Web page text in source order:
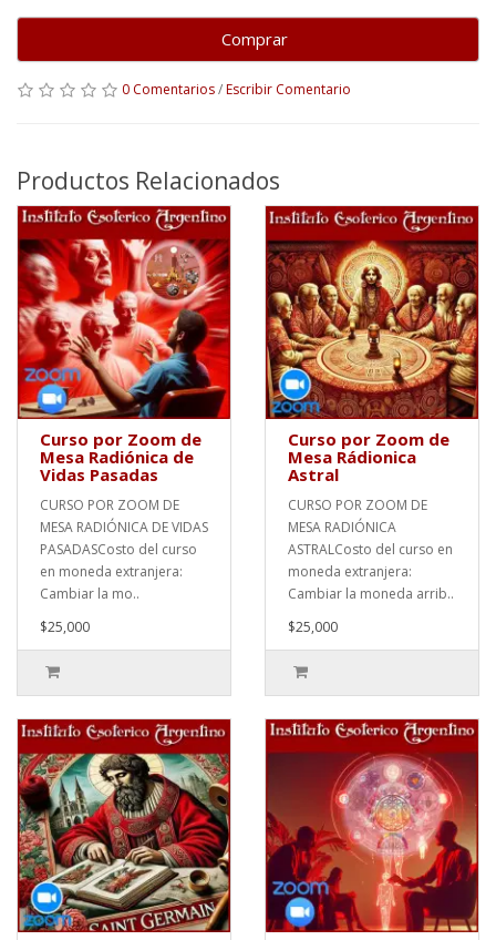
Comprar
0 Comentarios/Escribir Comentario
Productos Relacionados
Curso por Zoom de
Mesa Radiónica de
Vidas Pasadas
CURSO POR ZOOM DE
MESA RADIÓNICA DE VIDAS
PASADASCosto del curso
en moneda extranjera:
Cambiar la mo..
$25,000
Curso por Zoom de
Mesa Rádionica
Astral
CURSO POR ZOOM DE
MESA RADIÓNICA
ASTRALCosto del curso en
moneda extranjera:
Cambiar la moneda arrib..
$25,000